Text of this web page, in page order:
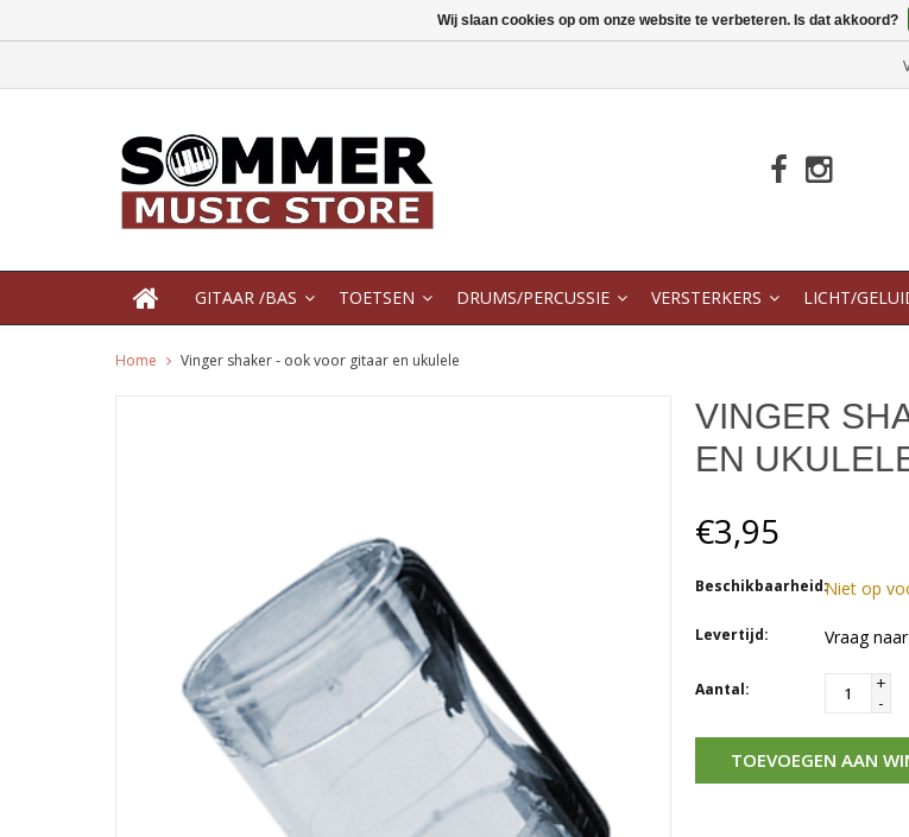
GITAAR /BAS TOETSEN DRUMS/PERCUSSIE VERSTERKERS LICHT/
Home Vinger shaker - ook voor gitaar en ukulele
VINGER
EN
€3,95
Beschikbaarheid:Niet op
Levertijd: Vraag
Aantal:
+
-
TOEVOEGEN AAN
Wij slaan cookies op om onze website te verbeteren. Is dat akkoord?